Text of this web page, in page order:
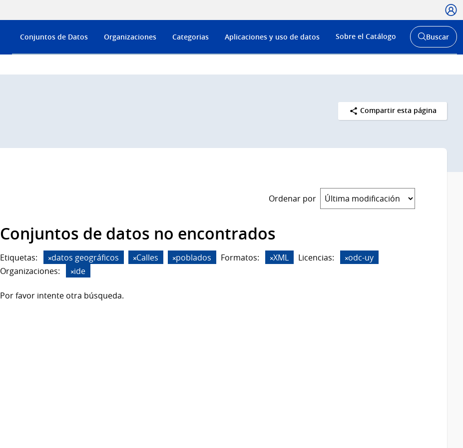
Menú
de
Conjuntos de Datos Organizaciones Categorias Aplicaciones y uso de datos Sobre el Catálogo
Abrir
buscador
Buscar
Compartir esta página
Ordenar por
Conjuntos de datos no encontrados
Etiquetas: datos geográficos Calles poblados Formatos: XML Licencias:
odc-uy
Organizaciones:
ide
Por favor intente otra búsqueda.